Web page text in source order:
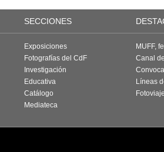
SECCIONES
Exposiciones
Fotografías del CdF
Investigación
Educativa
Catálogo
Mediateca
MUFF,
Canal
Líneas